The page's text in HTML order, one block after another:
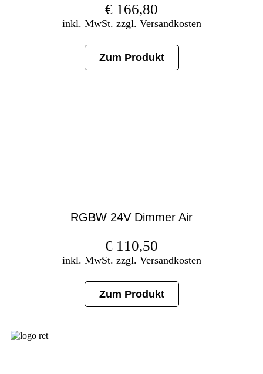
€ 166,80
inkl. MwSt. zzgl. Versandkosten
Zum Produkt
RGBW 24V Dimmer Air
€ 110,50
inkl. MwSt. zzgl. Versandkosten
Zum Produkt